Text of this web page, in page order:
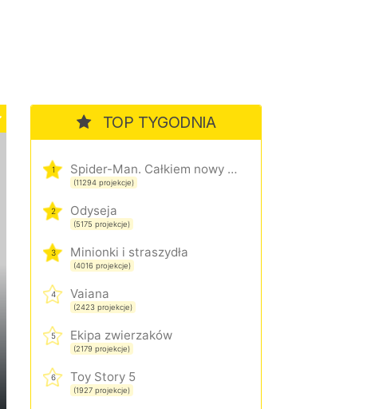
TOP TYGODNIA
1 Spider-Man. Całkiem nowy dzień
(11294 projekcje)
2 Odyseja
(5175 projekcje)
3 Minionki i straszydła
(4016 projekcje)
4 Vaiana
(2423 projekcje)
5 Ekipa zwierzaków
(2179 projekcje)
6 Toy Story 5
(1927 projekcje)